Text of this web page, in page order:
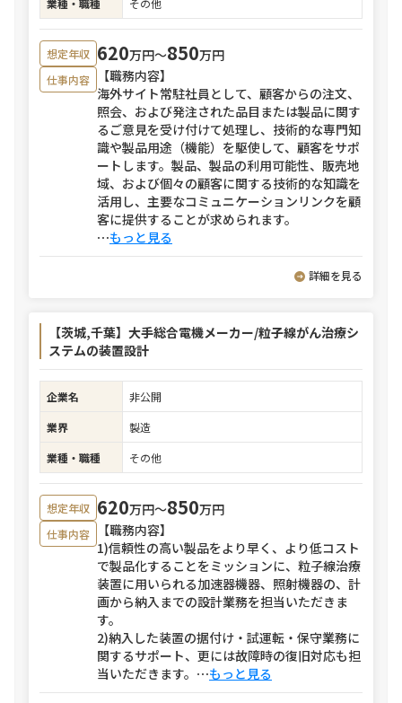
業種・職種 その他
想定年収 620万円〜850万円
仕事内容
【職務内容】
海外サイト常駐社員として、顧客からの注文、
照会、および発注された品目または製品に関す
るご意見を受け付けて処理し、技術的な専門知
識や製品用途（機能）を駆使して、顧客をサポ
ートします。製品、製品の利用可能性、販売地
域、および個々の顧客に関する技術的な知識を
活用し、主要なコミュニケーションリンクを顧
客に提供することが求められます。
⋯もっと見る
詳細を見る
【茨城,千葉】大手総合電機メーカー/粒子線がん治療シ
ステムの装置設計
企業名
非公開
業界
製造
業種・職種
その他
想定年収 620万円〜850万円
仕事内容
【職務内容】
1)信頼性の高い製品をより早く、より低コスト
で製品化することをミッションに、粒子線治療
装置に用いられる加速器機器、照射機器の、計
画から納入までの設計業務を担当いただきま
す。
2)納入した装置の据付け・試運転・保守業務に
関するサポート、更には故障時の復旧対応も担
当いただきます。 ⋯もっと見る